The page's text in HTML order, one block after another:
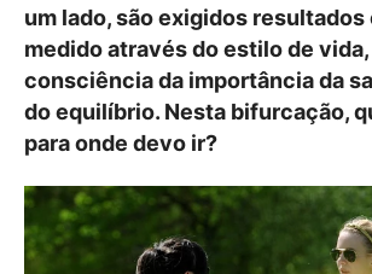
um lado, são exigidos resultados
medido através do estilo de
consciência da importância da
do equilíbrio. Nesta bifurcação,
para onde devo ir?